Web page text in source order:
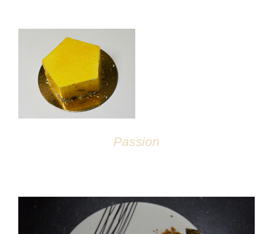
DÉTAILS
Passion